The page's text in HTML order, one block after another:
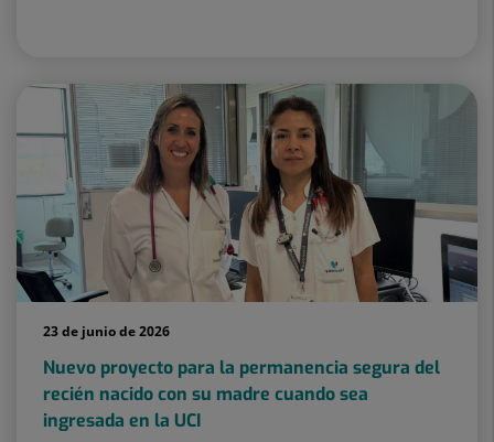
23 de junio de 2026
Nuevo proyecto para la permanencia segura del
recién nacido con su madre cuando sea
ingresada en la UCI